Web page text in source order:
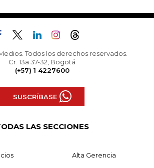
Todos los derechos reservados.
Cr. 13a 37-32, Bogotá
(+57) 1 4227600
SUSCRÍBASE
LAS SECCIONES
Alta Gerencia